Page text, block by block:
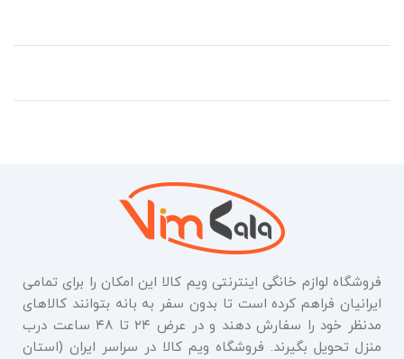
فروشگاه لوازم خانگی اینترنتی ویم کالا این امکان را برای تمامی
ایرانیان فراهم کرده است تا بدون سفر به بانه بتوانند کالاهای
مدنظر خود را سفارش دهند و در عرض ۲۴ تا ۴۸ ساعت درب
منزل تحویل بگیرند. فروشگاه ویم کالا در سراسر ایران (استان